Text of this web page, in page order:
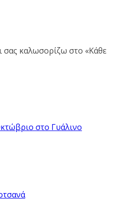
σας καλωσορίζω στο «Κάθε
στο Γυάλινο